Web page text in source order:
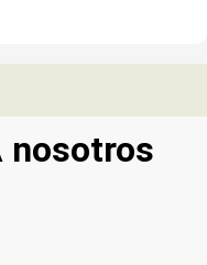
nosotros